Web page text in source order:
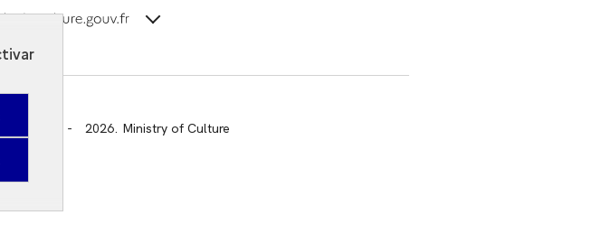
terms_trans.bandeau_cutlure.archeo
- 2026. Ministry of Culture